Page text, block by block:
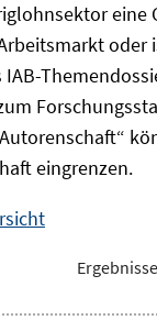
eine
oder
IAB-
eingrenzen.